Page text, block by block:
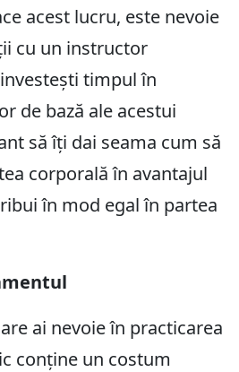
acest lucru, este nevoie
cu un instructor
timpul în
de bază ale acestui
să îți dai seama cum să
corporală în avantajul
în mod egal în partea
ai nevoie în practicarea
conține un costum